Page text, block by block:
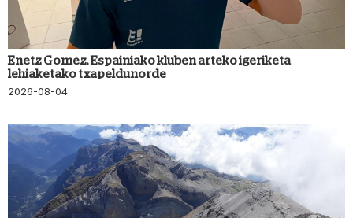
Enetz Gomez, Espainiako kluben arteko igeriketa
lehiaketako txapeldunorde
2026-08-04